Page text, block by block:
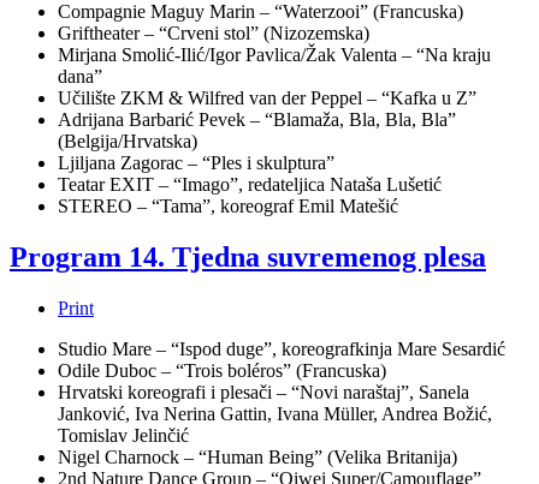
Compagnie Maguy Marin – “Waterzooi” (Francuska)
Griftheater – “Crveni stol” (Nizozemska)
Mirjana Smolić-Ilić/Igor Pavlica/Žak Valenta – “Na kraju
dana”
Učilište ZKM & Wilfred van der Peppel – “Kafka u Z”
Adrijana Barbarić Pevek – “Blamaža, Bla, Bla, Bla”
(Belgija/Hrvatska)
Ljiljana Zagorac – “Ples i skulptura”
Teatar EXIT – “Imago”, redateljica Nataša Lušetić
STEREO – “Tama”, koreograf Emil Matešić
Program 14. Tjedna suvremenog plesa
Print
Studio Mare – “Ispod duge”, koreografkinja Mare Sesardić
Odile Duboc – “Trois boléros” (Francuska)
Hrvatski koreografi i plesači – “Novi naraštaj”, Sanela
Janković, Iva Nerina Gattin, Ivana Müller, Andrea Božić,
Tomislav Jelinčić
Nigel Charnock – “Human Being” (Velika Britanija)
2nd Nature Dance Group – “Oiwei Super/Camouflage”